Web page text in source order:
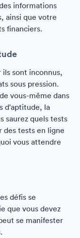
informations
ainsi que votre
financiers.
sont inconnus,
sous pression.
vous-même dans
d'aptitude, la
saurez quels tests
tests en ligne
vous attendre
défis se
que vous devez
se manifester